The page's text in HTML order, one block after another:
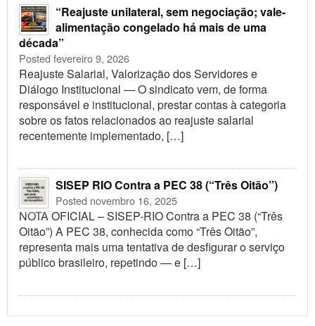
“Reajuste unilateral, sem negociação; vale-
alimentação congelado há mais de uma
década”
Posted fevereiro 9, 2026
Reajuste Salarial, Valorização dos Servidores e
Diálogo Institucional — O sindicato vem, de forma
responsável e institucional, prestar contas à categoria
sobre os fatos relacionados ao reajuste salarial
recentemente implementado, […]
SISEP RIO Contra a PEC 38 (“Três Oitão”)
Posted novembro 16, 2025
NOTA OFICIAL – SISEP-RIO Contra a PEC 38 (“Três
Oitão”) A PEC 38, conhecida como “Três Oitão”,
representa mais uma tentativa de desfigurar o serviço
público brasileiro, repetindo — e […]